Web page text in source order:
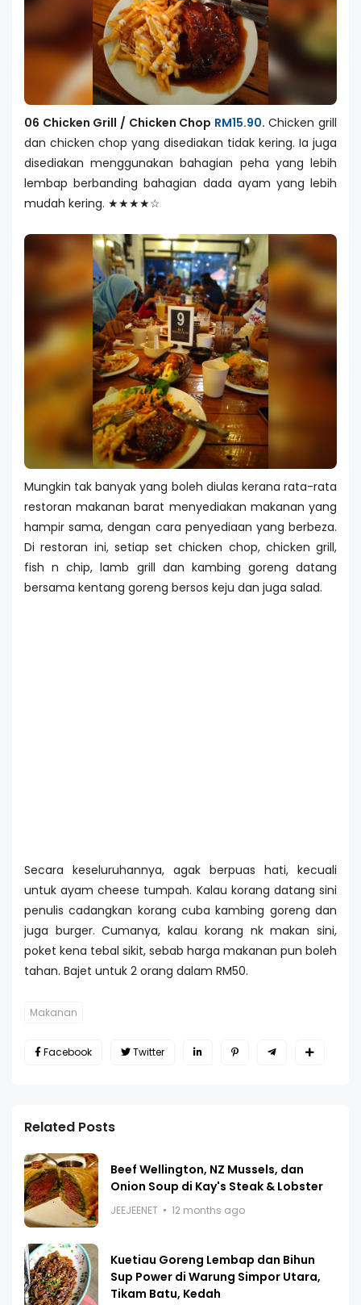
06 Chicken Grill / Chicken Chop RM15.90. Chicken grill
dan chicken chop yang disediakan tidak kering. Ia juga
disediakan menggunakan bahagian peha yang lebih
lembap berbanding bahagian dada ayam yang lebih
mudah kering. ★★★★☆
Mungkin tak banyak yang boleh diulas kerana rata-rata
restoran makanan barat menyediakan makanan yang
hampir sama, dengan cara penyediaan yang berbeza.
Di restoran ini, setiap set chicken chop, chicken grill,
fish n chip, lamb grill dan kambing goreng datang
bersama kentang goreng bersos keju dan juga salad.
Secara keseluruhannya, agak berpuas hati, kecuali
untuk ayam cheese tumpah. Kalau korang datang sini
penulis cadangkan korang cuba kambing goreng dan
juga burger. Cumanya, kalau korang nk makan sini,
poket kena tebal sikit, sebab harga makanan pun boleh
tahan. Bajet untuk 2 orang dalam RM50.
Makanan
Facebook Twitter
Related Posts
Beef Wellington, NZ Mussels, dan
Onion Soup di Kay's Steak & Lobster
JEEJEENET 12 months ago
Kuetiau Goreng Lembap dan Bihun
Sup Power di Warung Simpor Utara,
Tikam Batu, Kedah